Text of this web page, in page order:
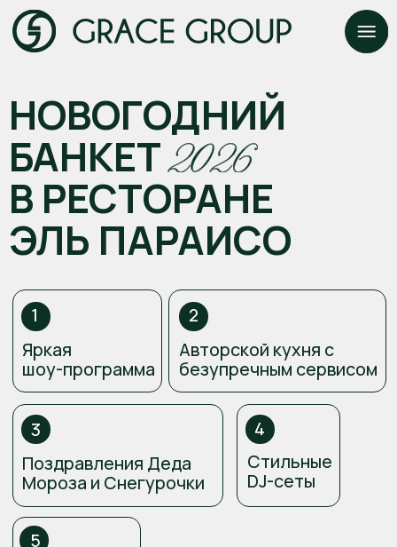
БАНКЕТ
В РЕСТОРАНЕ
ЭЛЬ ПАРАИСО
Яркая
Забронировать место
1
Стильные
DJ-сеты
4
Праздничная
фотосессия
Авторской кухня с
2
Поздравления Деда
Мороза и Снегурочки
3
31.12.2025 в 20:00
Заканчиваем:
01.01.2025 в 03:00
Адрес: г. Сочи,
ул. Ленина, 219Д